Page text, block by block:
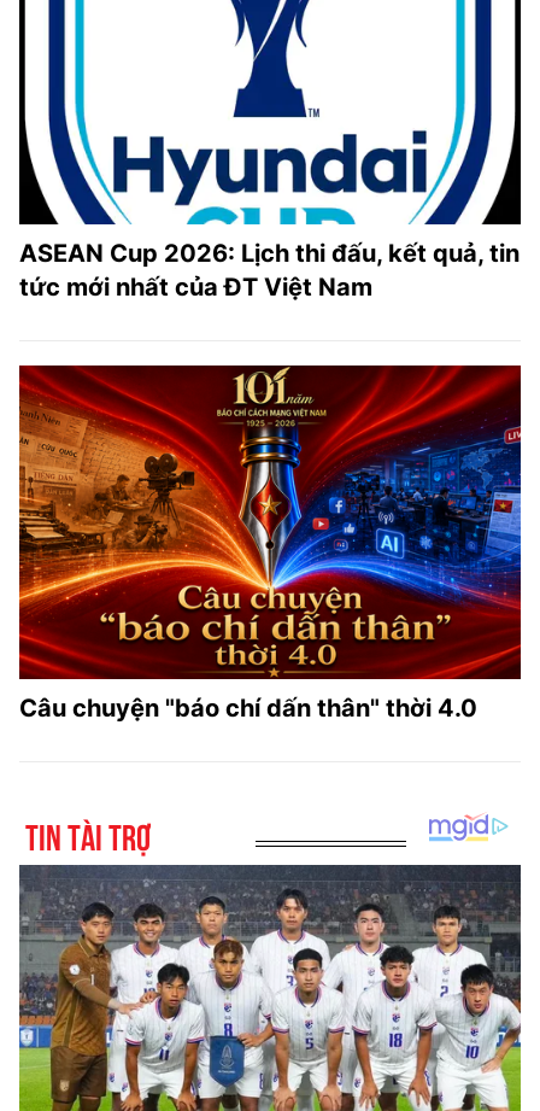
ASEAN Cup 2026: Lịch thi đấu, kết quả, tin
tức mới nhất của ĐT Việt Nam
Câu chuyện "báo chí dấn thân" thời 4.0